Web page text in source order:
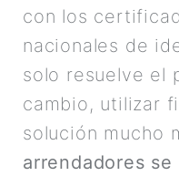
con los
nacionales de
solo resuelve el
cambio, utilizar
solución mucho
arrendadores